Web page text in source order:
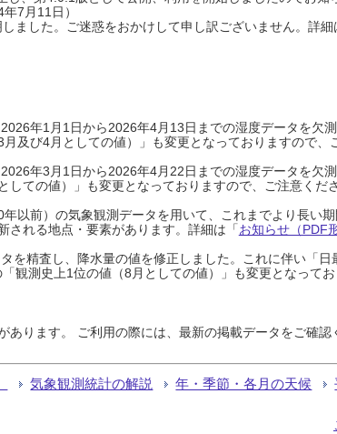
7月11日）
ました。ご迷惑をおかけして申し訳ございません。詳細
年1月1日から2026年4月13日までの湿度データを欠
及び4月としての値）」も変更となっておりますので、
年3月1日から2026年4月22日までの湿度データを欠
ての値）」も変更となっておりますので、ご注意くだ
以前）の気象観測データを用いて、これまでより長い
される地点・要素があります。詳細は「お知らせ（PDF
を精査し、降水量の値を修正しました。これに伴い「日
観測史上1位の値（8月としての値）」も変更となって
ります。 ご利用の際には、最新の掲載データをご確認
気象観測統計の解説 年・季節・各月の天候